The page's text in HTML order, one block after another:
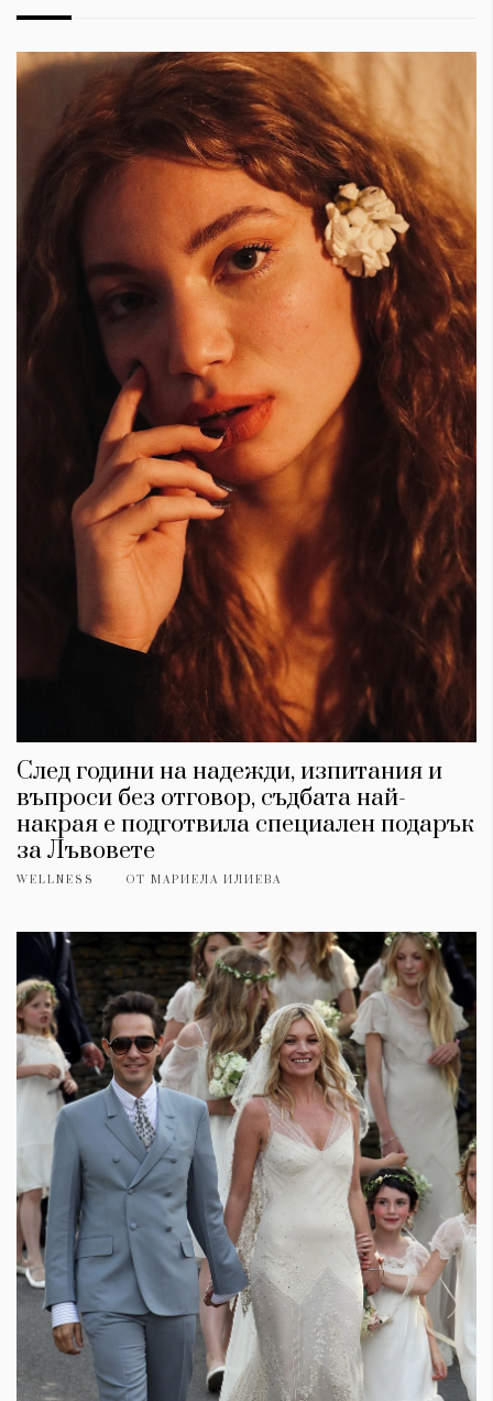
След години на надежди, изпитания и
въпроси без отговор, съдбата най-
накрая е подготвила специален подарък
за Лъвовете
WELLNESS ОТ МАРИЕЛА ИЛИЕВА